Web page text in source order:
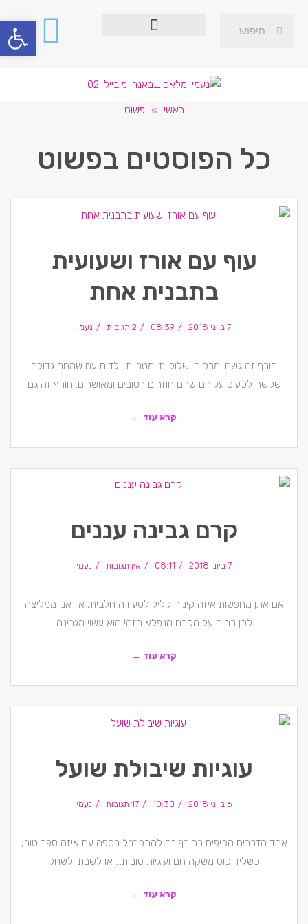
ראשי » פשוט
כל הפוסטים בפשוט
עוף עם אורז ושעועית
בתבנית אחת
7 ביוני 2018 08:39 2 תגובות נעמי
חורף זה גשם ומרקים. שלוליות ומטריות וילדים עם שמחה גדולה
שקשה לכעוס עליהם שהם חוזרים רטובים ומאושרים. חורף זה גם
קרא עוד ←
קרם גבינה עננים
7 ביוני 2018 08:11 אין תגובות נעמי
אם אתן מחפשות איזה קינוח קליל לסעודה חלבית, אז אני ממליצה
לכן בחום על הקרם הנפלא הזה! הוא עשוי מגבינה
קרא עוד ←
עוגיות שיבולת שועל
6 ביוני 2018 10:30 17 תגובות נעמי
אחד הדברים הכיפים בחורף זה להתכרבל בספה עם איזה ספר טוב,
כשליד כוס משקה חם ועוגיות טובות… או לשבת ולשחק
קרא עוד ←
פתח